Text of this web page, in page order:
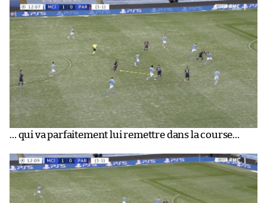
… qui va parfaitement lui remettre dans la course…